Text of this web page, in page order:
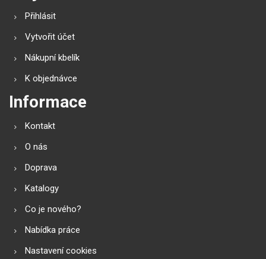
Přihlásit
Vytvořit účet
Nákupní kbelík
K objednávce
Informace
Kontakt
O nás
Doprava
Katalogy
Co je nového?
Nabídka práce
Nastavení cookies